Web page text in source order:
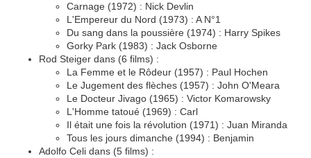
Carnage (1972) : Nick Devlin
L'Empereur du Nord (1973) : A N°1
Du sang dans la poussière (1974) : Harry Spikes
Gorky Park (1983) : Jack Osborne
Rod Steiger dans (6 films) :
La Femme et le Rôdeur (1957) : Paul Hochen
Le Jugement des flèches (1957) : John O'Meara
Le Docteur Jivago (1965) : Victor Komarowsky
L'Homme tatoué (1969) : Carl
Il était une fois la révolution (1971) : Juan Miranda
Tous les jours dimanche (1994) : Benjamin
Adolfo Celi dans (5 films) :